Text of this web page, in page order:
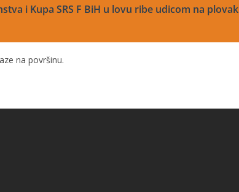
i Kupa SRS F BiH u lovu ribe udicom na plovak
na površinu.